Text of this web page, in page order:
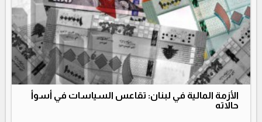
الأزمة المالية في لبنان: تقاعس السياسات في أسوأ
حالاته